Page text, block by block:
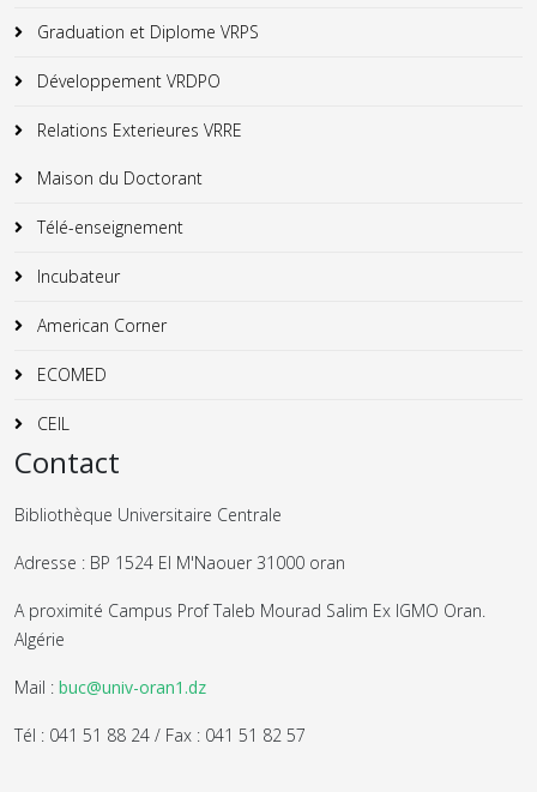
Graduation et Diplome VRPS
Développement VRDPO
Relations Exterieures VRRE
Maison du Doctorant
Télé-enseignement
Incubateur
American Corner
ECOMED
CEIL
Contact
Bibliothèque Universitaire Centrale
Adresse : BP 1524 El M'Naouer 31000 oran
A proximité Campus Prof Taleb Mourad Salim Ex IGMO Oran.
Algérie
Mail : buc@univ-oran1.dz
Tél : 041 51 88 24 / Fax : 041 51 82 57